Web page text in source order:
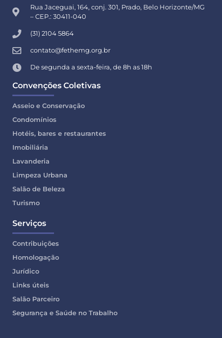
Rua Jaceguai, 164, conj. 301, Prado, Belo Horizonte/MG
– CEP.: 30411-040
(31) 2104 5864
contato@fethemg.org.br
De segunda a sexta-feira, de 8h as 18h
Convenções Coletivas
Asseio e Conservação
Condomínios
Hotéis, bares e restaurantes
Imobiliária
Lavanderia
Limpeza Urbana
Salão de Beleza
Turismo
Serviços
Contribuições
Homologação
Jurídico
Links úteis
Salão Parceiro
Segurança e Saúde no Trabalho